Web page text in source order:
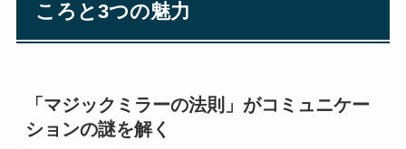
ころと3つの魅力
「マジックミラーの法則」がコミュニケー
ションの謎を解く